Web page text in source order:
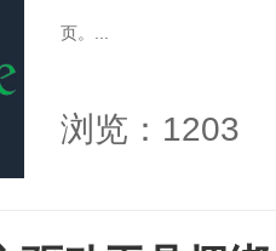
页。...
浏览：1203